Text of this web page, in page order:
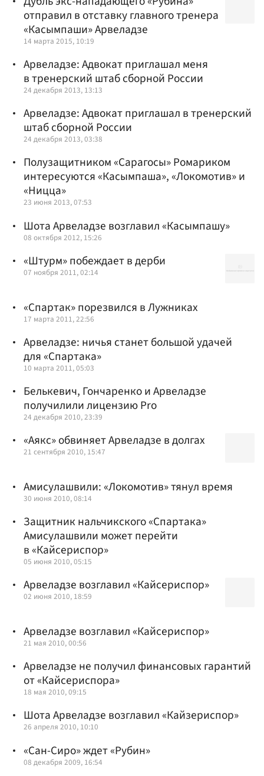
отправил в отставку главного тренера
«Касымпаши» Арвеладзе
14 марта 2015, 10:19
Арвеладзе: Адвокат приглашал меня
в тренерский штаб сборной России
24 декабря 2013, 13:13
Арвеладзе: Адвокат приглашал в тренерский
штаб сборной России
24 декабря 2013, 03:38
Полузащитником «Сарагосы» Ромариком
интересуются «Касымпаша», «Локомотив» и
«Ницца»
23 июня 2013, 07:53
Шота Арвеладзе возглавил «Касымпашу»
08 октября 2012, 15:26
«Штурм» побеждает в дерби
07 ноября 2011, 02:14
«Спартак» порезвился в Лужниках
17 марта 2011, 22:56
Арвеладзе: ничья станет большой удачей
для «Спартака»
10 марта 2011, 05:03
Белькевич, Гончаренко и Арвеладзе
получилили лицензию Pro
24 декабря 2010, 23:39
«Аякс» обвиняет Арвеладзе в долгах
21 сентября 2010, 15:47
Амисулашвили: «Локомотив» тянул время
30 июня 2010, 08:14
Защитник нальчикского «Спартака»
Амисулашвили может перейти
в «Кайсериспор»
05 июня 2010, 05:15
Арвеладзе возглавил «Кайсериспор»
02 июня 2010, 18:59
Арвеладзе возглавил «Кайсериспор»
21 мая 2010, 00:56
Арвеладзе не получил финансовых гарантий
от «Кайсериспора»
18 мая 2010, 09:15
Шота Арвеладзе возглавил «Кайзериспор»
26 апреля 2010, 10:10
«Сан-Сиро» ждет «Рубин»
08 декабря 2009, 16:54